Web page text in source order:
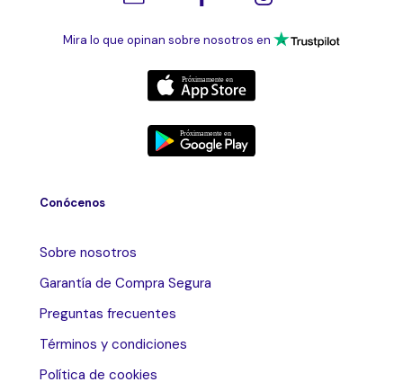
Mira lo que opinan sobre nosotros en
Conócenos
Sobre nosotros
Garantía de Compra Segura
Preguntas frecuentes
Términos y condiciones
Política de cookies